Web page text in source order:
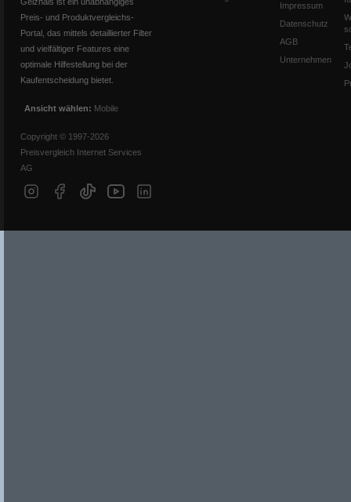
Preis- und Produktvergleichs-
Portal, das mittels detaillierter Filter
und vielfältiger Features eine
optimale Hilfestellung bei der
Kaufentscheidung bietet.
Ansicht wählen: Mobile
Copyright © 1997-2026
Preisvergleich Internet Services
AG
Impressum
Datenschutz
AGB
Unternehmen